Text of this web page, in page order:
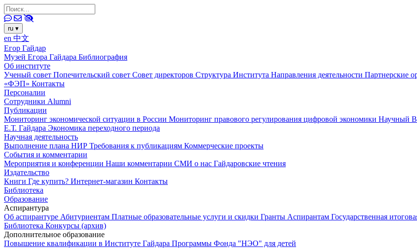
ru ▾
en 中文
Егор Гайдар
Музей Егора Гайдара Библиография
Об институте
Ученый совет Попечительский совет Совет директоров Структура Института Направления деятельности Партнерские
«ФЭП» Контакты
Персоналии
Сотрудники Alumni
Публикации
Мониторинг экономической ситуации в России Мониторинг правового регулирования цифровой экономики Научный
Е.Т. Гайдара Экономика переходного периода
Научная деятельность
Выполнение плана НИР Требования к публикациям Коммерческие проекты
События и комментарии
Мероприятия и конференции Наши комментарии СМИ о нас Гайдаровские чтения
Издательство
Книги Где купить? Интернет-магазин Контакты
Библиотека
Образование
Аспирантура
Об аспирантуре Абитуриентам Платные образовательные услуги и скидки Гранты Аспирантам Государственная
Библиотека Конкурсы (архив)
Дополнительное образование
Повышение квалификации в Институте Гайдара Программы Фонда "НЭО" для детей